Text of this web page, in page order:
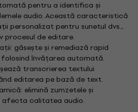
pentru a identifica și
audio. Această caracteristică
personalizat pentru sunetul dvs.,
procesul de editare.
găsește și remediază rapid
învățarea automată.
transcrierea textului
editarea pe bază de text.
elimină zumzetele și
calitatea audio.